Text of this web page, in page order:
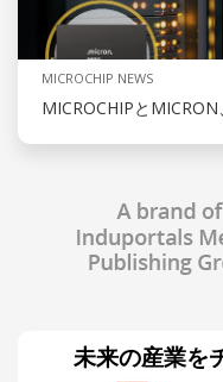
MICROCHIP NEWS
MICROCHIPと
未来の産業を